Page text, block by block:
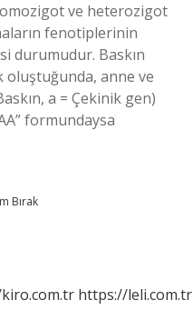
ve heterozigot
fenotiplerinin
durumudur. Baskın
oluştuğunda, anne ve
a = Çekinik gen)
formundaysa
Bırak
https://leli.com.tr